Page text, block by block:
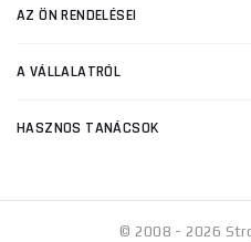
AZ ÖN RENDELÉSEI
A VÁLLALATRÓL
HASZNOS TANÁCSOK
© 2008 - 2026